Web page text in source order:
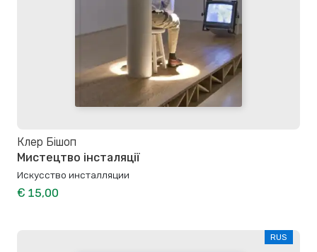
Клер Бішоп
Мистецтво інсталяції
Искусство инсталляции
€ 15,00
RUS